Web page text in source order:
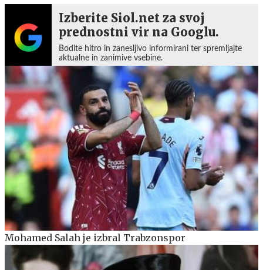
Izberite Siol.net za svoj
prednostni vir na Googlu.
Bodite hitro in zanesljivo informirani ter spremljajte
aktualne in zanimive vsebine.
Mohamed Salah je izbral Trabzonspor